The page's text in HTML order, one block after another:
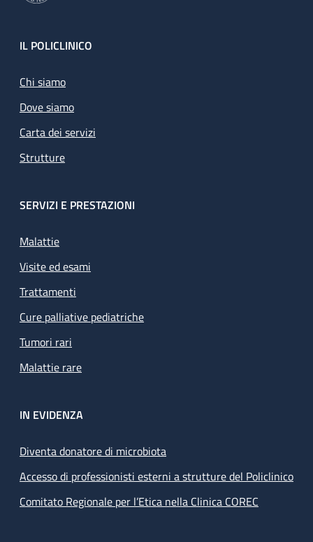
Footer
IL POLICLINICO
Chi siamo
Dove siamo
Carta dei servizi
Strutture
SERVIZI E PRESTAZIONI
Malattie
Visite ed esami
Trattamenti
Cure palliative pediatriche
Tumori rari
Malattie rare
IN EVIDENZA
Diventa donatore di microbiota
Accesso di professionisti esterni a strutture del Policlinico
Comitato Regionale per l’Etica nella Clinica COREC